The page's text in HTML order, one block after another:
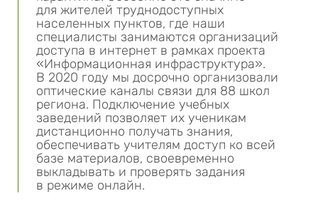
для жителей труднодоступных
населенных пунктов, где наши
специалисты занимаются организаций
доступа в интернет в рамках проекта
«Информационная инфраструктура».
В 2020 году мы досрочно организовали
оптические каналы связи для 88 школ
региона. Подключение учебных
заведений позволяет их ученикам
дистанционно получать знания,
обеспечивать учителям доступ ко всей
базе материалов, своевременно
выкладывать и проверять задания
в режиме онлайн.